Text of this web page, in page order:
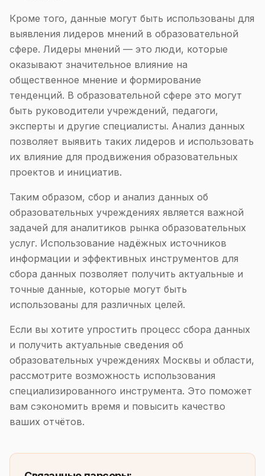
Кроме того, данные могут быть использованы для
выявления лидеров мнений в образовательной
сфере. Лидеры мнений — это люди, которые
оказывают значительное влияние на
общественное мнение и формирование
тенденций. В образовательной сфере это могут
быть руководители учреждений, педагоги,
эксперты и другие специалисты. Анализ данных
позволяет выявить таких лидеров и использовать
их влияние для продвижения образовательных
проектов и инициатив.
Таким образом, сбор и анализ данных об
образовательных учреждениях является важной
задачей для аналитиков рынка образовательных
услуг. Использование надёжных источников
информации и эффективных инструментов для
сбора данных позволяет получить актуальные и
точные данные, которые могут быть
использованы для различных целей.
Если вы хотите упростить процесс сбора данных
и получить актуальные сведения об
образовательных учреждениях Москвы и области,
рассмотрите возможность использования
специализированного инструмента. Это поможет
вам сэкономить время и повысить качество
ваших отчётов.